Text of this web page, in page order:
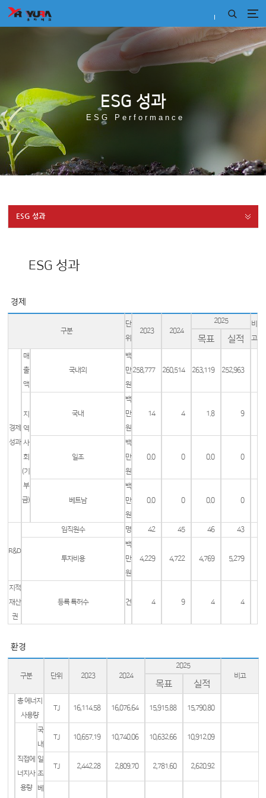
ESG 성과
ESG Performance
ESG 성과
ESG 성과
경제
구분
단
위
2023 2024
2025
비
고
목표 실적
경제
성과
매
출
액
국내외
백
만
원
258,777 260,514 263,119 252,963
지
역
사
회
(기
부
금)
국내
백
만
원
14 4 1.8 9
일조
백
만
원
0.0 0 0.0 0
베트남
백
만
원
0.0 0 0.0 0
R&D
임직원수 명 42 45 46 43
투자비용
백
만
원
4,229 4,722 4,769 5,279
지적
재산
권
등록 특허수 건 4 9 4 4
환경
구분 단위 2023 2024
2025
비고
목표 실적
총 에너지
사용량
TJ 16,114.58 16,076.64 15,915.88 15,790.80
직접에
너지사
용량
국
내
TJ 10,657.19 10,740.06 10,632.66 10,912.09
일
조
TJ 2,442.28 2,809.70 2,781.60 2,620.92
베